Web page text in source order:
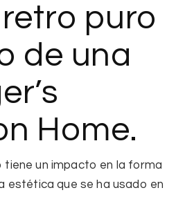
puro
de una
Home.
un impacto en la forma
estética que se ha usado en